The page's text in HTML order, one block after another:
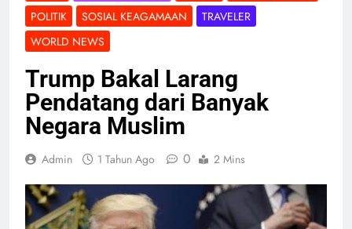
POLITIK
SOSIAL KEAGAMAAN
TRAVELER
WORLD NEWS
Trump Bakal Larang
Pendatang dari Banyak
Negara Muslim
Admin 1 Tahun Ago 0 2 Mins